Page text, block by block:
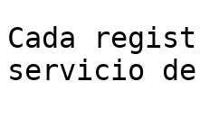
Cada
servicio